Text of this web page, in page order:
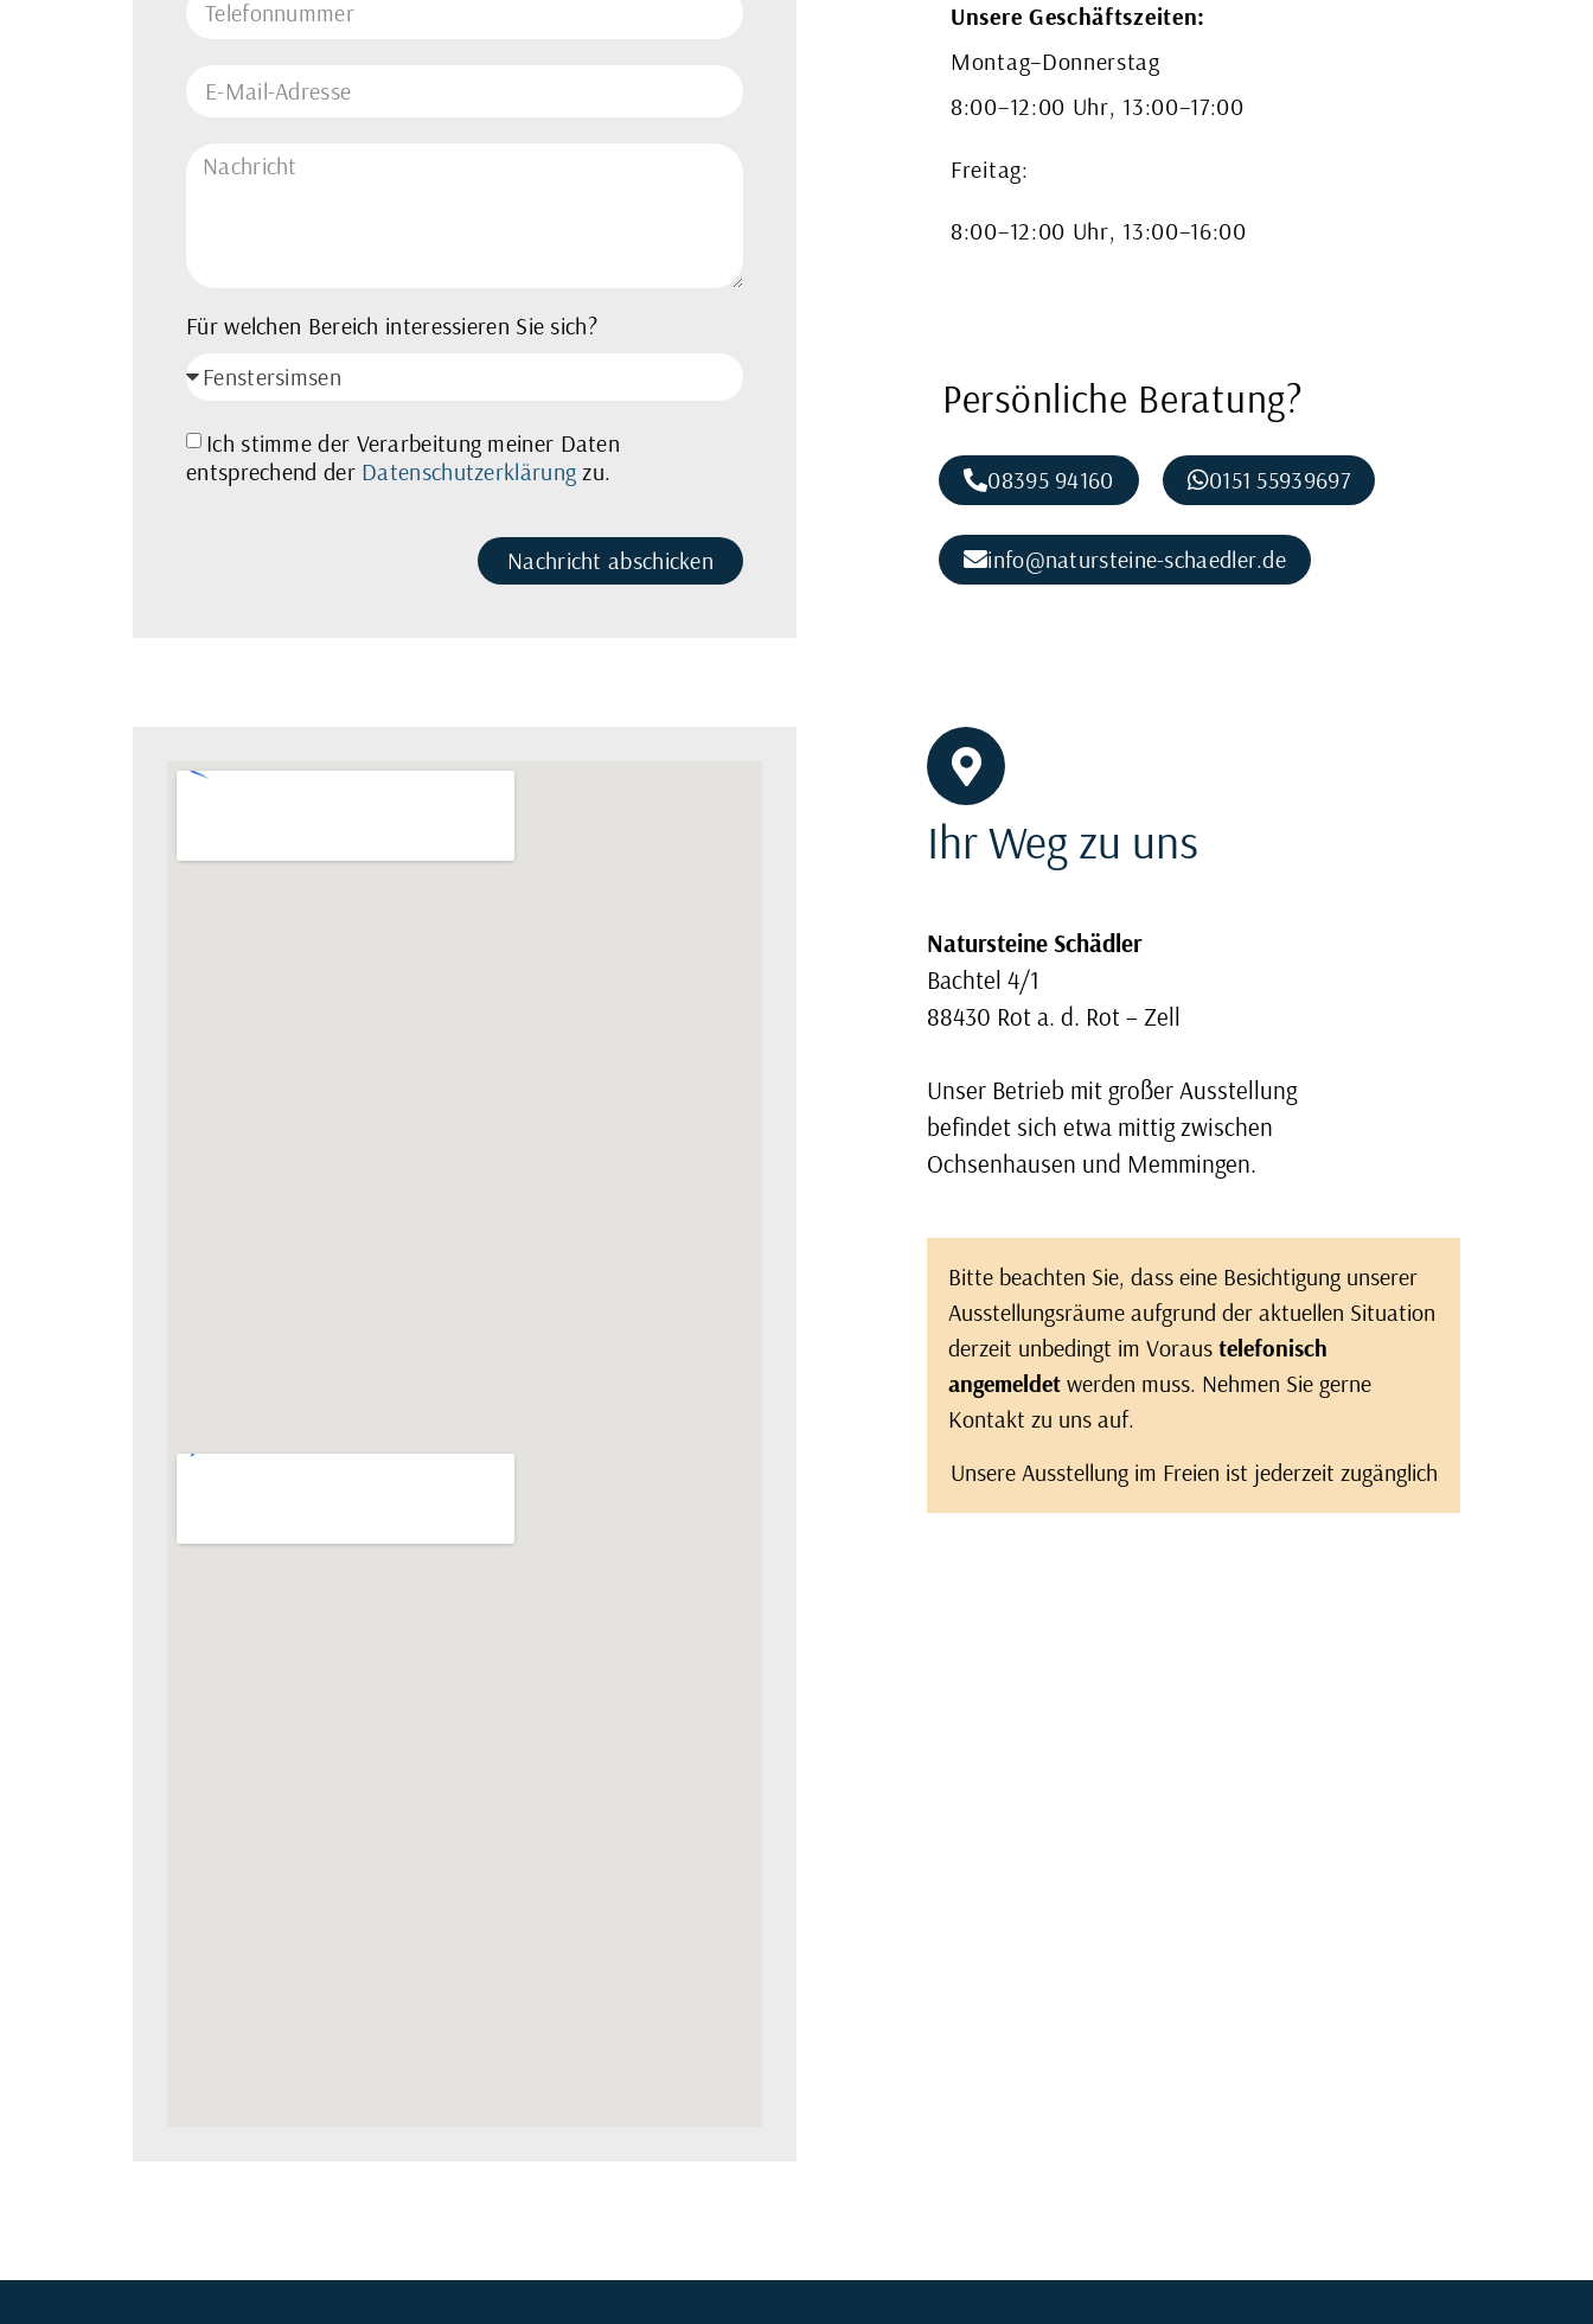
Für welchen Bereich interessieren Sie sich?
Ich stimme der Verarbeitung meiner Daten
entsprechend der Datenschutzerklärung zu.
Nachricht abschicken
Unsere Geschäftszeiten:
Montag–Donnerstag
8:00–12:00 Uhr, 13:00–17:00
Freitag:
8:00–12:00 Uhr, 13:00–16:00
Persönliche Beratung?
08395 94160 0151 55939697
info@natursteine-schaedler.de
Ihr Weg zu uns
Natursteine Schädler
Bachtel 4/1
88430 Rot a. d. Rot – Zell
Unser Betrieb mit großer Ausstellung
befindet sich etwa mittig zwischen
Ochsenhausen und Memmingen.
Bitte beachten Sie, dass eine Besichtigung unserer
Ausstellungsräume aufgrund der aktuellen Situation
derzeit unbedingt im Voraus telefonisch
angemeldet werden muss. Nehmen Sie gerne
Kontakt zu uns auf.
Unsere Ausstellung im Freien ist jederzeit zugänglich